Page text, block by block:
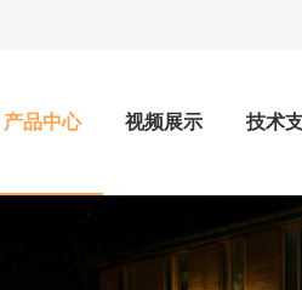
产品中心 视频展示 技术